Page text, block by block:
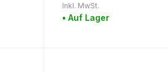
Inkl. MwSt.
• Auf Lager